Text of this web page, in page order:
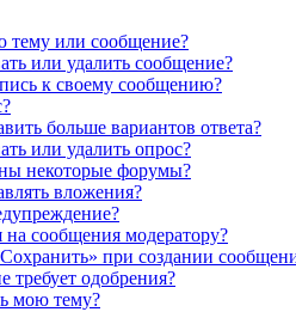
тему или сообщение?
или удалить сообщение?
к своему сообщению?
больше вариантов ответа?
или удалить опрос?
некоторые форумы?
вложения?
сообщения модератору?
при создании
одобрения?
мою тему?